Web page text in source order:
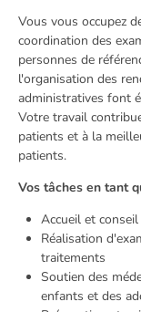
Vous vous occupez
coordination des
personnes de
l'organisation des
administratives font
Votre travail
patients et à la
patients.
Vos tâches en tant
Accueil et
Réalisation
traitements
Soutien des
enfants et des